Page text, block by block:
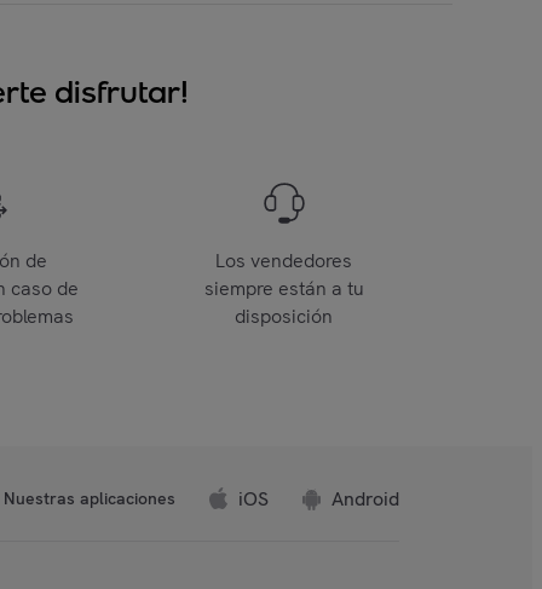
disfrutar!
de
caso de
Los vendedores
siempre están a tu
disposición
Nuestras aplicaciones iOS Android